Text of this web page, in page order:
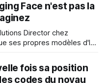
Face n'est pas la
Director chez
isolé (sandbox)
autorisée sur Hugging
fois sa position
codes du noyau